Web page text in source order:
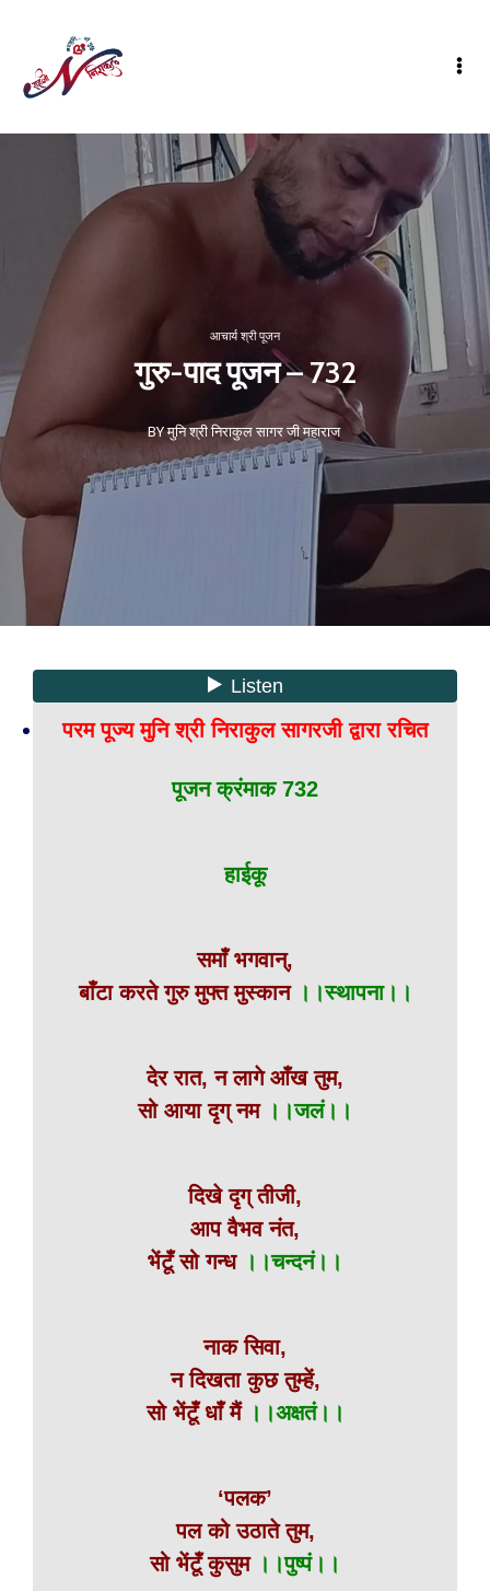
आचार्य श्री पूजन
गुरु-पाद पूजन – 732
BY मुनि श्री निराकुल सागर जी महाराज
परम पूज्य मुनि श्री निराकुल सागरजी द्वारा रचित
पूजन क्रंमाक 732
हाईकू
समाँ भगवान्,
बाँटा करते गुरु मुफ्त मुस्कान ।।स्थापना।।
देर रात, न लागे आँख तुम,
सो आया दृग् नम ।।जलं।।
दिखे दृग् तीजी,
आप वैभव नंत,
भेंटूँ सो गन्ध ।।चन्दनं।।
नाक सिवा,
न दिखता कुछ तुम्हें,
सो भेंटूँ धाँ मैं।।अक्षतं।।
‘पलक’
पल को उठाते तुम,
सो भेंटूँ कुसुम।।पुष्पं।।